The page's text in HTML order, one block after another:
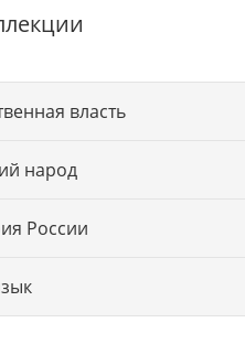
власть
народ
России